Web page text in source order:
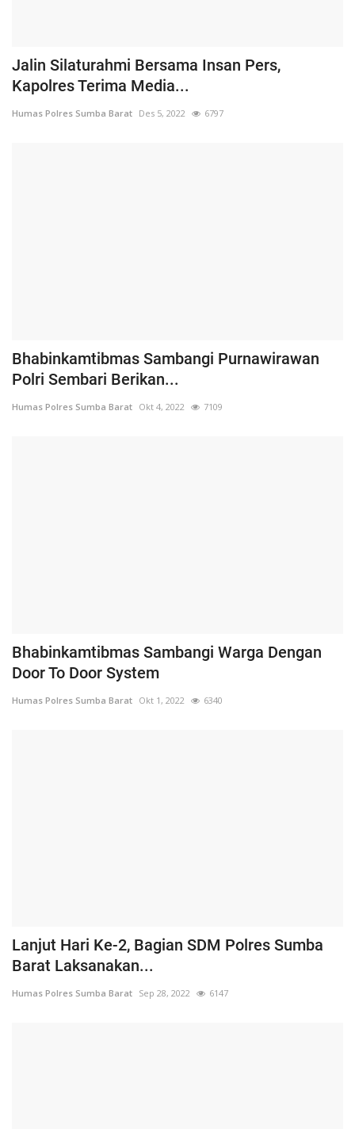
Jalin Silaturahmi Bersama Insan Pers,
Kapolres Terima Media...
Humas Polres Sumba Barat Des 5, 2022 6797
Bhabinkamtibmas Sambangi Purnawirawan
Polri Sembari Berikan...
Humas Polres Sumba Barat Okt 4, 2022 7109
Bhabinkamtibmas Sambangi Warga Dengan
Door To Door System
Humas Polres Sumba Barat Okt 1, 2022 6340
Lanjut Hari Ke-2, Bagian SDM Polres Sumba
Barat Laksanakan...
Humas Polres Sumba Barat Sep 28, 2022 6147